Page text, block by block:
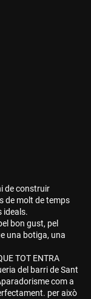
de construir
de molt de temps
ideals.
bon gust, pel
una botiga, una
TOT ENTRA
del barri de Sant
com a
per això